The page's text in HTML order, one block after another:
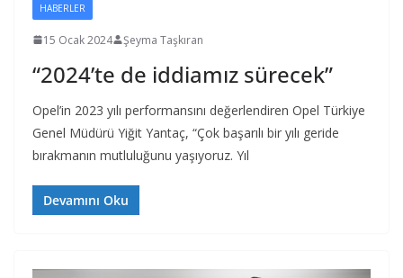
HABERLER
15 Ocak 2024 Şeyma Taşkıran
“2024’te de iddiamız sürecek”
Opel’in 2023 yılı performansını değerlendiren Opel Türkiye
Genel Müdürü Yiğit Yantaç, “Çok başarılı bir yılı geride
bırakmanın mutluluğunu yaşıyoruz. Yıl
Devamını Oku